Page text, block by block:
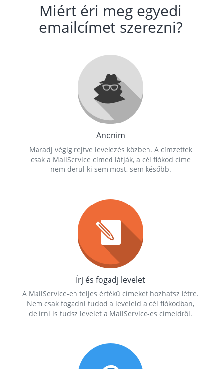
Miért éri meg egyedi
emailcímet szerezni?
Anonim
Maradj végig rejtve levelezés közben. A címzettek
csak a MailService címed látják, a cél fiókod címe
nem derül ki sem most, sem később.
Írj és fogadj levelet
A MailService-en teljes értékű címeket hozhatsz létre.
Nem csak fogadni tudod a leveleid a cél fiókodban,
de írni is tudsz levelet a MailService-es címeidről.